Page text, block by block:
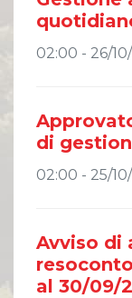
02:00 - 26/
di
02:00 - 25/
Avviso di
al 30/09/